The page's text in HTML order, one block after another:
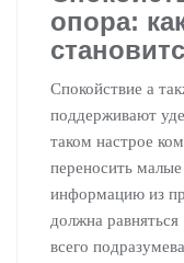
опора:
Спокойствие а
поддерживают
таком настрое
переносить
информацию из
должна
всего